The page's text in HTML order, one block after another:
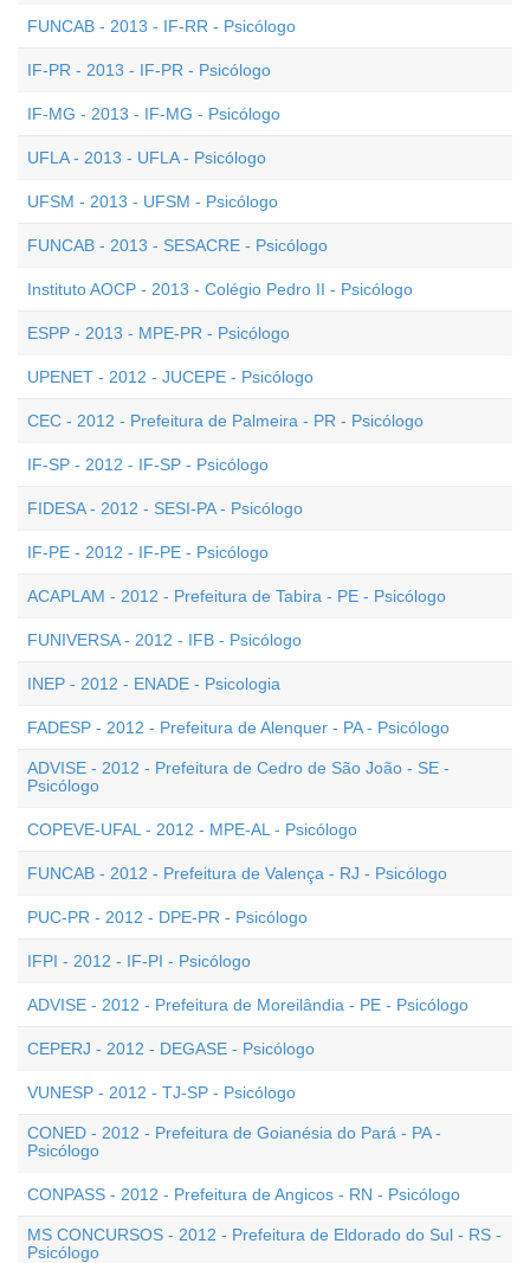
FUNCAB - 2013 - IF-RR - Psicólogo
IF-PR - 2013 - IF-PR - Psicólogo
IF-MG - 2013 - IF-MG - Psicólogo
UFLA - 2013 - UFLA - Psicólogo
UFSM - 2013 - UFSM - Psicólogo
FUNCAB - 2013 - SESACRE - Psicólogo
Instituto AOCP - 2013 - Colégio Pedro II - Psicólogo
ESPP - 2013 - MPE-PR - Psicólogo
UPENET - 2012 - JUCEPE - Psicólogo
CEC - 2012 - Prefeitura de Palmeira - PR - Psicólogo
IF-SP - 2012 - IF-SP - Psicólogo
FIDESA - 2012 - SESI-PA - Psicólogo
IF-PE - 2012 - IF-PE - Psicólogo
ACAPLAM - 2012 - Prefeitura de Tabira - PE - Psicólogo
FUNIVERSA - 2012 - IFB - Psicólogo
INEP - 2012 - ENADE - Psicologia
FADESP - 2012 - Prefeitura de Alenquer - PA - Psicólogo
ADVISE - 2012 - Prefeitura de Cedro de São João - SE -
Psicólogo
COPEVE-UFAL - 2012 - MPE-AL - Psicólogo
FUNCAB - 2012 - Prefeitura de Valença - RJ - Psicólogo
PUC-PR - 2012 - DPE-PR - Psicólogo
IFPI - 2012 - IF-PI - Psicólogo
ADVISE - 2012 - Prefeitura de Moreilândia - PE - Psicólogo
CEPERJ - 2012 - DEGASE - Psicólogo
VUNESP - 2012 - TJ-SP - Psicólogo
CONED - 2012 - Prefeitura de Goianésia do Pará - PA -
Psicólogo
CONPASS - 2012 - Prefeitura de Angicos - RN - Psicólogo
MS CONCURSOS - 2012 - Prefeitura de Eldorado do Sul - RS -
Psicólogo